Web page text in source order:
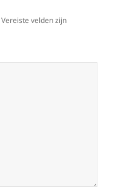
Vereiste velden zijn